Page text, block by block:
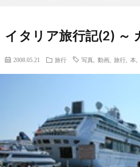
イタリア旅行記(2) ～
2008.05.21 旅行 写真 動画 旅行 本